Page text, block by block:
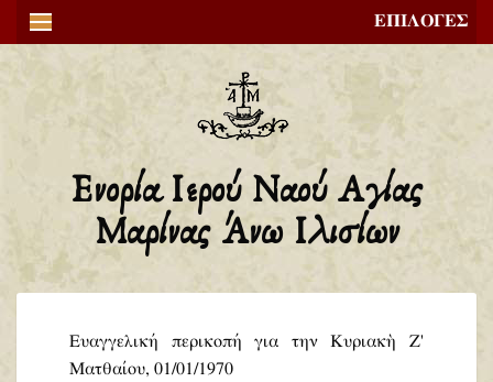
ΕΠΙΛΟΓΕΣ
Ενορία Ιερού Ναού Αγίας
Μαρίνας Άνω Ιλισίων
Ευαγγελική περικοπή για την Κυριακὴ Ζ'
Ματθαίου, 01/01/1970